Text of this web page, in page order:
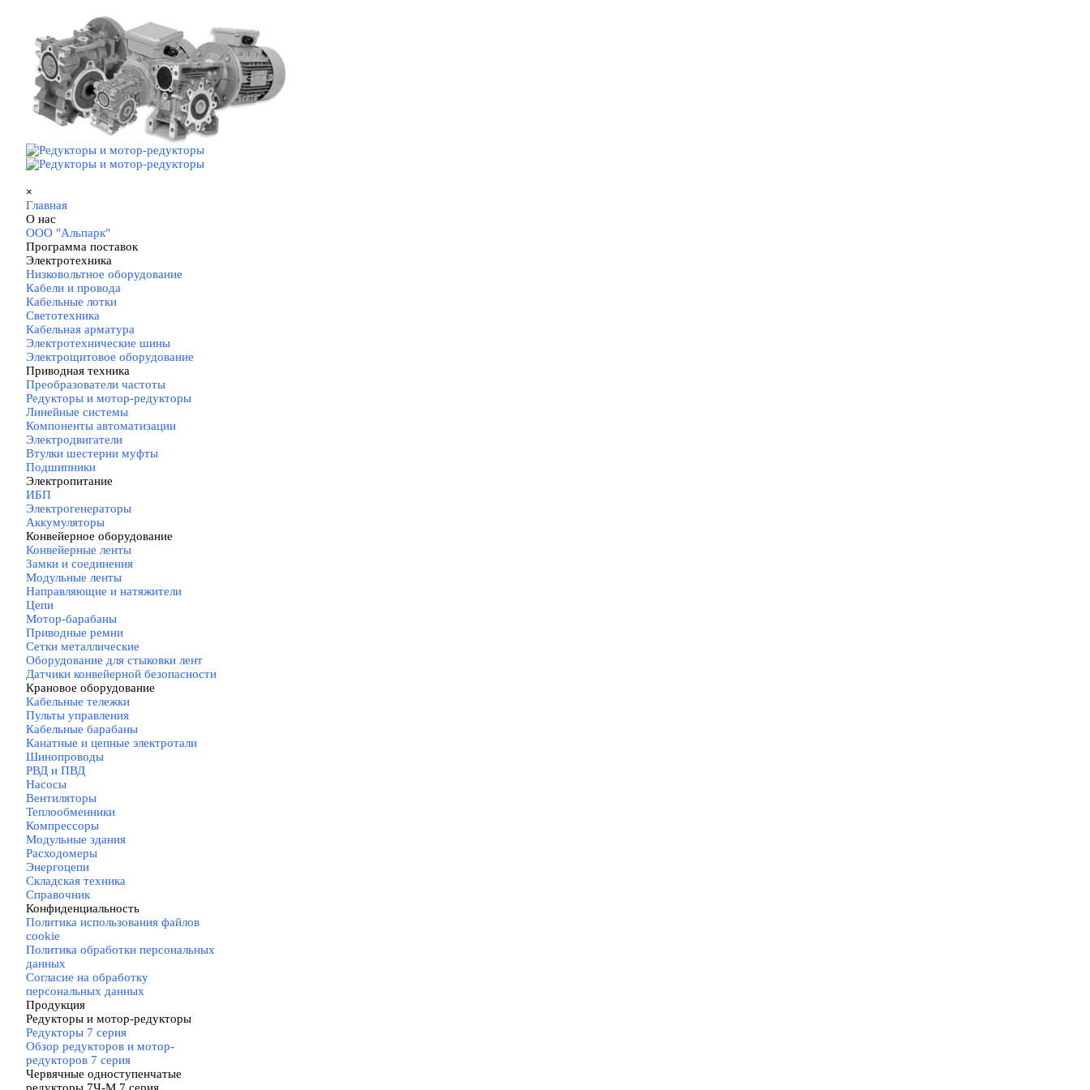
×
Главная
О нас
ООО "Альпарк"
Программа поставок
Электротехника
Низковольтное оборудование
Кабели и провода
Кабельные лотки
Светотехника
Кабельная арматура
Электротехнические шины
Электрощитовое оборудование
Приводная техника
Преобразователи частоты
Редукторы и мотор-редукторы
Линейные системы
Компоненты автоматизации
Электродвигатели
Втулки шестерни муфты
Подшипники
Электропитание
ИБП
Электрогенераторы
Аккумуляторы
Конвейерное оборудование
Конвейерные ленты
Замки и соединения
Модульные ленты
Направляющие и натяжители
Цепи
Мотор-барабаны
Приводные ремни
Сетки металлические
Оборудование для стыковки лент
Датчики конвейерной безопасности
Крановое оборудование
Кабельные тележки
Пульты управления
Кабельные барабаны
Канатные и цепные электротали
Шинопроводы
РВД и ПВД
Насосы
Вентиляторы
Теплообменники
Компрессоры
Модульные здания
Расходомеры
Энергоцепи
Складская техника
Справочник
Конфиденциальность
Политика использования файлов
cookie
Политика обработки персональных
данных
Согласие на обработку
персональных данных
Продукция
Редукторы и мотор-редукторы
Редукторы 7 серия
Обзор редукторов и мотор-
редукторов 7 серия
Червячные одноступенчатые